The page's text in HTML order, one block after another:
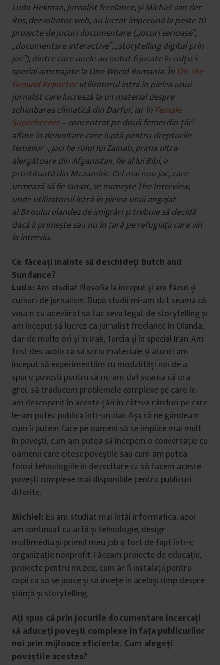
Ludo Hekman, jurnalist freelance, și Michiel van der
Ros, dezvoltator web, au lucrat împreună la peste 10
proiecte de jocuri documentare („jocuri serioase”,
„documentare interactive”, „storytelling digital prin
joc”), dintre care unele au putut fi jucate în colțuri
special amenajate la One World Romania. În On The
Ground Reporterutilizatorul intră în pielea unui
jurnalist care lucrează la un material despre
schimbarea climatică din Darfur, iar în Female
Superheroes– concentrat pe două femei din țări
aflate în dezvoltare care luptă pentru drepturile
femeilor -, joci fie rolul lui Zainab, prima ultra-
alergătoare din Afganistan, fie al lui Bibi, o
prostituată din Mozambic. Cel mai nou joc, care
urmează să fie lansat, se numește The Interview,
unde utilizatorul intră în pielea unui angajat
al Biroului olandez de imigrări și trebuie să decidă
dacă îi primește sau nu în țară pe refugiații care vin
la interviu.
Ce făceați înainte să deschideți Butch and
Sundance?
Ludo:Am studiat filosofia la început și am făcut și
cursuri de jurnalism. După studii mi-am dat seama că
voiam cu adevărat să fac ceva legat de storytelling și
am început să lucrez ca jurnalist freelance în Olanda,
dar de multe ori și în Irak, Turcia și în special Iran. Am
fost des acolo ca să scriu materiale și atunci am
început să experimentăm cu modalități noi de a
spune povești pentru că ne-am dat seama că era
greu să traducem problemele complexe pe care le-
am descoperit în aceste țări în câteva rânduri pe care
le-am putea publica într-un ziar. Așa că ne gândeam
cum îi putem face pe oameni să se implice mai mult
în povești, cum am putea să începem o conversație cu
oamenii care citesc poveștile sau cum am putea
folosi tehnologiile în dezvoltare ca să facem aceste
povești complexe mai disponibile pentru publicuri
diferite.
Michiel: Eu am studiat mai întâi informatica, apoi
am continuat cu artă și tehnologie, design
multimedia și primul meu job a fost de fapt într-o
organizație nonprofit. Făceam proiecte de educație,
proiecte pentru muzee, cum ar fi instalații pentru
copii ca să se joace și să învețe în același timp despre
știință și storytelling.
Ați spus că prin jocurile documentare încercați
să aduceți povești complexe în fața publicurilor
noi prin mijloace eficiente. Cum alegeți
poveștile acestea?